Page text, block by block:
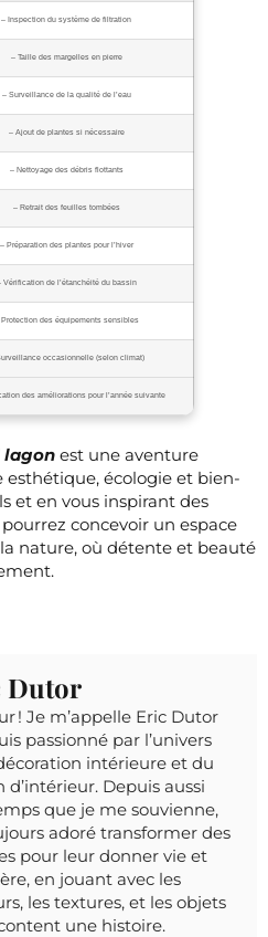
– Inspection du système de filtration
– Taille des margelles en pierre
– Surveillance de la qualité de l’eau
– Ajout de plantes si nécessaire
– Nettoyage des débris flottants
– Retrait des feuilles tombées
– Préparation des plantes pour l’hiver
Vérification de l’étanchéité du bassin
Protection des équipements sensibles
occasionnelle (selon climat)
des améliorations pour l’année suivante
lagon est une aventure
écologie et bien-
et en vous inspirant des
concevoir un espace
nature, où détente et beauté
Dutor
! Je m’appelle Eric Dutor
passionné par l’univers
intérieure et du
d’intérieur. Depuis aussi
que je me souvienne,
adoré transformer des
pour leur donner vie et
en jouant avec les
les textures, et les objets
une histoire.